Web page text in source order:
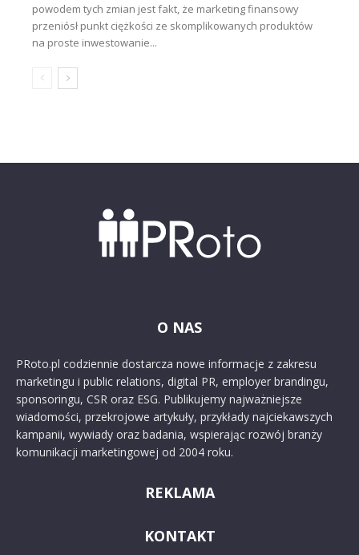
powodem tych zmian jest fakt, że marketing finansowy
przeniósł punkt ciężkości ze skomplikowanych produktów
na proste inwestowanie...
O NAS
PRoto.pl codziennie dostarcza nowe informacje z zakresu
marketingu i public relations, digital PR, employer brandingu,
sponsoringu, CSR oraz ESG. Publikujemy najważniejsze
wiadomości, przekrojowe artykuły, przykłady najciekawszych
kampanii, wywiady oraz badania, wspierając rozwój branży
komunikacji marketingowej od 2004 roku.
REKLAMA
KONTAKT